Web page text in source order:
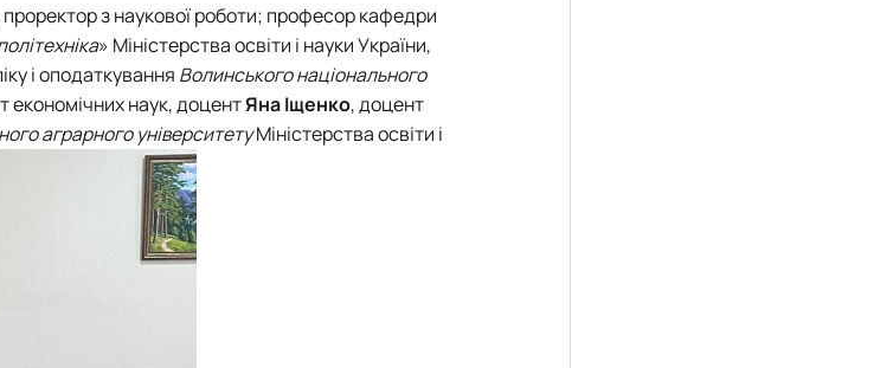
проректор з наукової роботи; професор кафедри
» Міністерства освіти і науки України,
і оподаткування Волинського національного
економічних наук, доцентЯна Іщенко, доцент
аграрного університетуМіністерства освіти і